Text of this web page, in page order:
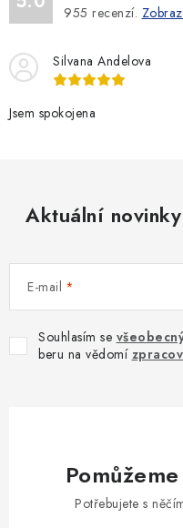
955 recenzí.
Silvana Andelova
Jsem spokojena
Aktuální
E-mail
Souhlasím se
beru na vědomí
Potřebujete s